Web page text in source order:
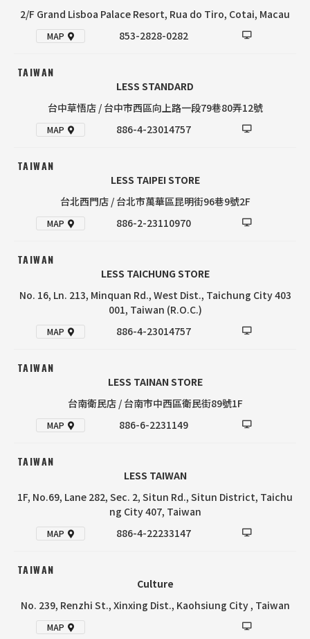
2/F Grand Lisboa Palace Resort, Rua do Tiro, Cotai, Macau
MAP 853-2828-0282
TAIWAN
LESS STANDARD
台中草悟店 / 台中市西區向上路一段79巷80弄12號
MAP 886-4-23014757
TAIWAN
LESS TAIPEI STORE
台北西門店 / 台北市萬華區昆明街96巷9號2F
MAP 886-2-23110970
TAIWAN
LESS TAICHUNG STORE
No. 16, Ln. 213, Minquan Rd., West Dist., Taichung City 403
001, Taiwan (R.O.C.)
MAP 886-4-23014757
TAIWAN
LESS TAINAN STORE
台南衛民店 / 台南市中西區衛民街89號1F
MAP 886-6-2231149
TAIWAN
LESS TAIWAN
1F, No.69, Lane 282, Sec. 2, Situn Rd., Situn District, Taichu
ng City 407, Taiwan
MAP 886-4-22233147
TAIWAN
Culture
No. 239, Renzhi St., Xinxing Dist., Kaohsiung City , Taiwan
MAP